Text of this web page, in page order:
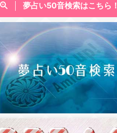
夢占い50音検索はこちら！